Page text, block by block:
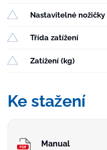
Nastavitelné nožičky
Třída zatížení
Zatížení (kg)
Ke stažení
Manual